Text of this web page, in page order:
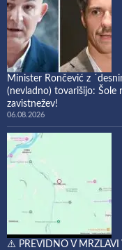
Minister Rončević z
(nevladno) tovarišijo: Šole
zavistnežev!
06.08.2026
⚠️ PREVIDNO V MRZLAVI